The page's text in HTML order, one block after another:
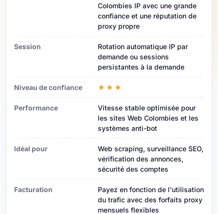
Colombies IP avec une grande
confiance et une réputation de
proxy propre
Session
Rotation automatique IP par
demande ou sessions
persistantes à la demande
Niveau de confiance ★★★
Performance
Vitesse stable optimisée pour
les sites Web Colombies et les
systèmes anti-bot
Idéal pour
Web scraping, surveillance SEO,
vérification des annonces,
sécurité des comptes
Facturation
Payez en fonction de l'utilisation
du trafic avec des forfaits proxy
mensuels flexibles